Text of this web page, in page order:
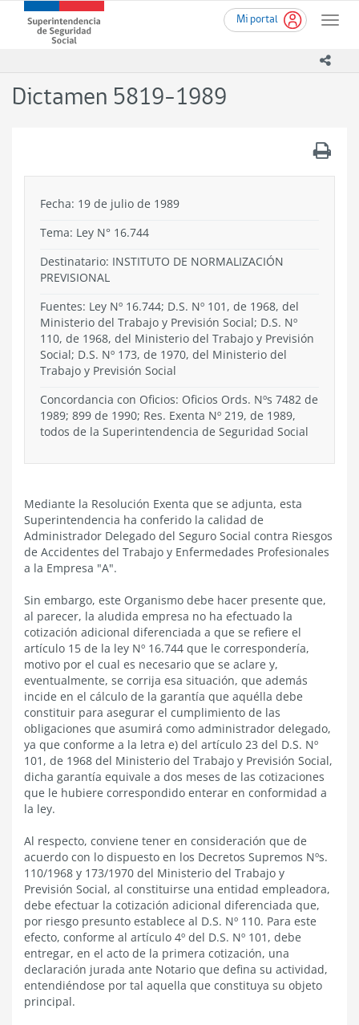
contenido
Mi portal
Toggle
Superintendencia
de
-
Dictamen 5819-1989
Fecha: 19 de julio de 1989
Tema: Ley N° 16.744
Destinatario: INSTITUTO DE NORMALIZACIÓN
PREVISIONAL
Fuentes: Ley Nº 16.744; D.S. Nº 101, de 1968, del
Ministerio del Trabajo y Previsión Social; D.S. Nº
110, de 1968, del Ministerio del Trabajo y Previsión
Social; D.S. Nº 173, de 1970, del Ministerio del
Trabajo y Previsión Social
Concordancia con Oficios: Oficios Ords. Nºs 7482 de
1989; 899 de 1990; Res. Exenta Nº 219, de 1989,
todos de la Superintendencia de Seguridad Social
Mediante la Resolución Exenta que se adjunta, esta
Superintendencia ha conferido la calidad de
Administrador Delegado del Seguro Social contra Riesgos
de Accidentes del Trabajo y Enfermedades Profesionales
a la Empresa "A".
Sin embargo, este Organismo debe hacer presente que,
al parecer, la aludida empresa no ha efectuado la
cotización adicional diferenciada a que se refiere el
artículo 15 de la ley Nº 16.744 que le correspondería,
motivo por el cual es necesario que se aclare y,
eventualmente, se corrija esa situación, que además
incide en el cálculo de la garantía que aquélla debe
constituir para asegurar el cumplimiento de las
obligaciones que asumirá como administrador delegado,
ya que conforme a la letra e) del artículo 23 del D.S. Nº
101, de 1968 del Ministerio del Trabajo y Previsión Social,
dicha garantía equivale a dos meses de las cotizaciones
que le hubiere correspondido enterar en conformidad a
la ley.
Al respecto, conviene tener en consideración que de
acuerdo con lo dispuesto en los Decretos Supremos Nºs.
110/1968 y 173/1970 del Ministerio del Trabajo y
Previsión Social, al constituirse una entidad empleadora,
debe efectuar la cotización adicional diferenciada que,
por riesgo presunto establece al D.S. Nº 110. Para este
efecto, conforme al artículo 4º del D.S. Nº 101, debe
entregar, en el acto de la primera cotización, una
declaración jurada ante Notario que defina su actividad,
entendiéndose por tal aquella que constituya su objeto
principal.